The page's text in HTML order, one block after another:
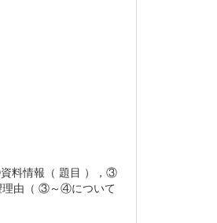
料情報（ 題目 ），③
理由（ ③～④について